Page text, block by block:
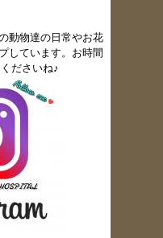
動物達の日常やお花
しています。お時間
ださいね♪